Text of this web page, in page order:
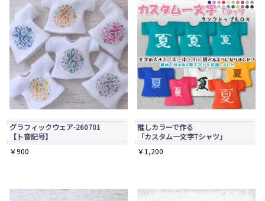
グラフィックウェア-260701
【ト音記号】
￥900
推しカラーで作る
「カスタム一文字Tシャツ」
￥1,200